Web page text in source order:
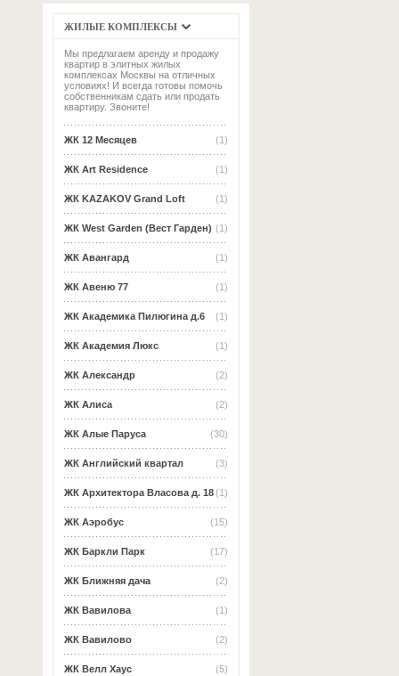
ЖИЛЫЕ КОМПЛЕКСЫ
Мы предлагаем аренду и продажу
квартир в элитных жилых
комплексах Москвы на отличных
условиях! И всегда готовы помочь
собственникам сдать или продать
квартиру. Звоните!
(1)
ЖК 12 Месяцев
(1)
ЖК Art Residence
(1)
ЖК KAZAKOV Grand Loft
(1)
ЖК West Garden (Вест Гарден)
(1)
ЖК Авангард
(1)
ЖК Авеню 77
(1)
ЖК Академика Пилюгина д.6
(1)
ЖК Академия Люкс
(2)
ЖК Александр
(2)
ЖК Алиса
(30)
ЖК Алые Паруса
(3)
ЖК Английский квартал
(1)
ЖК Архитектора Власова д. 18
(15)
ЖК Аэробус
(17)
ЖК Баркли Парк
(2)
ЖК Ближняя дача
(1)
ЖК Вавилова
(2)
ЖК Вавилово
(5)
ЖК Велл Хаус